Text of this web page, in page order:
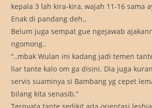
kepala 3 lah kira-kira, wajah 11-16 sama
Enak di pandang deh..
Belum juga sempat gue ngejawab
ngomong..
“..mbak Wulan ini kadang jadi temen
liar tante kalo om ga disini. Dia juga
servis suaminya si Bambang yg cepet
bilang kita senasib.”